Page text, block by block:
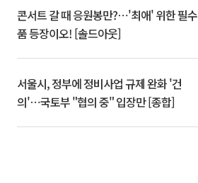
콘서트 갈 때 응원봉만?⋯'최애' 위한 필수
품 등장이오! [솔드아웃]
서울시, 정부에 정비사업 규제 완화 '건
의'⋯국토부 "협의 중" 입장만 [종합]